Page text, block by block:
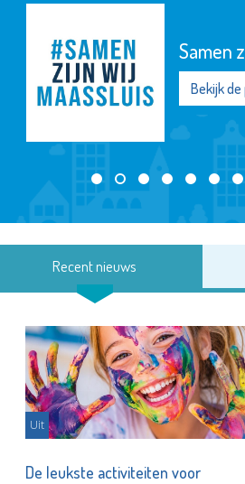
Samen
Bekijk
Recent nieuws
Uit
De leukste activiteiten voor